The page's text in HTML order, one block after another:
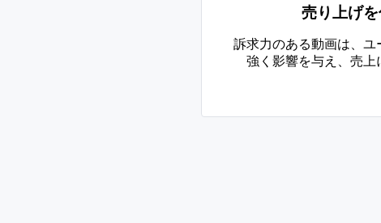
売り上げ
訴求力のある動画は、ユ
強く影響を与え、売上